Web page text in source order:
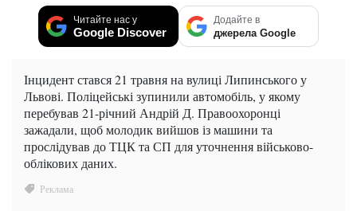
Читайте нас у
Google Discover
Додайте в
джерела Google
Інцидент стався 21 травня на вулиці Липинського у
Львові. Поліцейські зупинили автомобіль, у якому
перебував 21-річний Андрій Д. Правоохоронці
зажадали, щоб молодик вийшов із машини та
прослідував до ТЦК та СП для уточнення військово-
облікових даних.